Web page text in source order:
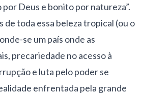
Deus e bonito por natureza”.
de toda essa beleza tropical (ou o
se um país onde as
precariedade no acesso à
e luta pelo poder se
enfrentada pela grande